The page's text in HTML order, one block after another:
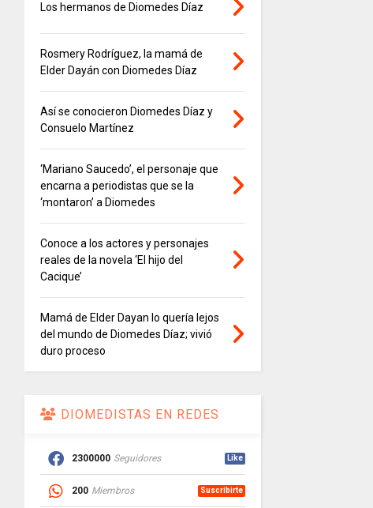
Los hermanos de Diomedes Díaz
Rosmery Rodríguez, la mamá de
Elder Dayán con Diomedes Díaz
Así se conocieron Diomedes Díaz y
Consuelo Martínez
‘Mariano Saucedo’, el personaje que
encarna a periodistas que se la
‘montaron’ a Diomedes
Conoce a los actores y personajes
reales de la novela ‘El hijo del
Cacique’
Mamá de Elder Dayan lo quería lejos
del mundo de Diomedes Díaz; vivió
duro proceso
DIOMEDISTAS EN REDES
2300000 Seguidores Like
200 Miembros Suscribirte